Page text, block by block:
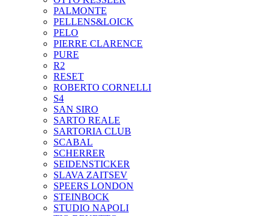
PALMONTE
PELLENS&LOICK
PELO
PIERRE CLARENCE
PURE
R2
RESET
ROBERTO CORNELLI
S4
SAN SIRO
SARTO REALE
SARTORIA CLUB
SCABAL
SCHERRER
SEIDENSTICKER
SLAVA ZAITSEV
SPEERS LONDON
STEINBOCK
STUDIO NAPOLI